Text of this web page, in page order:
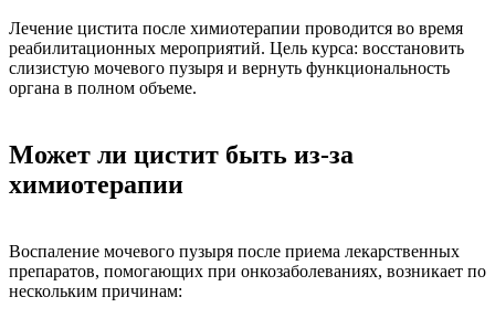
Лечение цистита после химиотерапии проводится во время
реабилитационных мероприятий. Цель курса: восстановить
слизистую мочевого пузыря и вернуть функциональность
органа в полном объеме.
Может ли цистит быть из-за
химиотерапии
Воспаление мочевого пузыря после приема лекарственных
препаратов, помогающих при онкозаболеваниях, возникает по
нескольким причинам: